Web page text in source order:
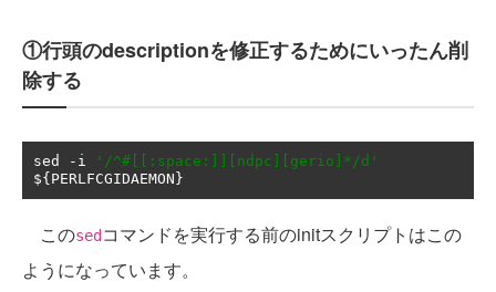
①行頭のdescriptionを修正するためにいったん削
除する
sed - i
'/^#[[:space:]][ndpc][gerio]*/d'
${ PERLFCGIDAEMON }
このsed コマンドを実行する前のinitスクリプトはこの
ようになっています。